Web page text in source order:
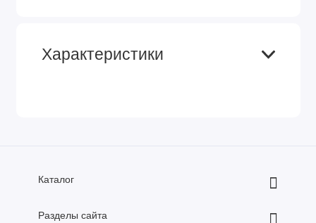
Характеристики
Каталог
Разделы сайта